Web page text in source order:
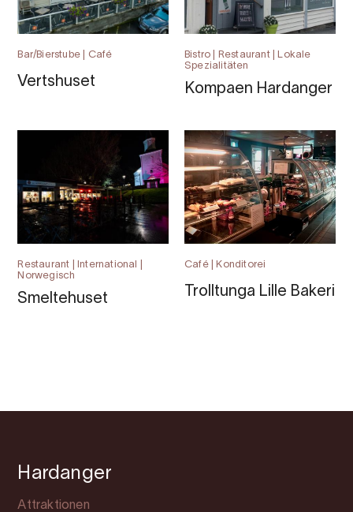
Bar/Bierstube | Café
Vertshuset
Bistro | Restaurant | Lokale
Spezialitäten
Kompaen Hardanger
Restaurant | International |
Norwegisch
Smeltehuset
Café | Konditorei
Trolltunga Lille Bakeri
Hardanger
Attraktionen